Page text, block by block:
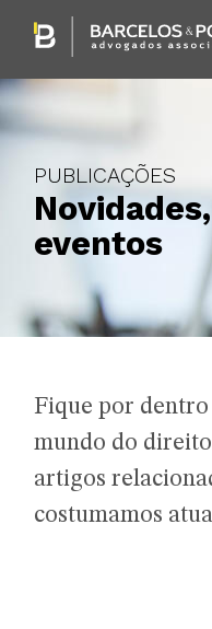
PUBLICAÇÕES
eventos
Fique por dentro
mundo do
artigos
costumamos